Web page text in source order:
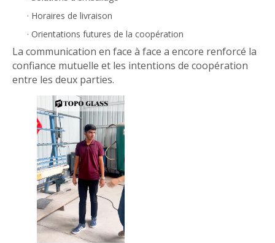
· Horaires de livraison
· Orientations futures de la coopération
La communication en face à face a encore renforcé la
confiance mutuelle et les intentions de coopération
entre les deux parties.